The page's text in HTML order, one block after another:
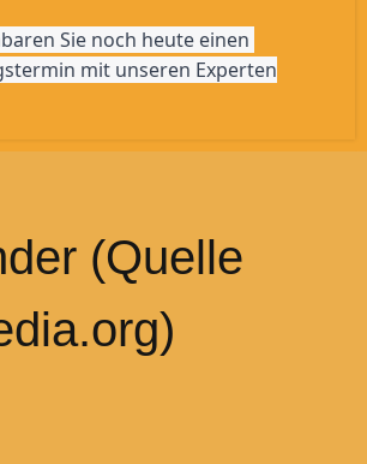
Sie noch heute einen
mit unseren Experten
(Quelle